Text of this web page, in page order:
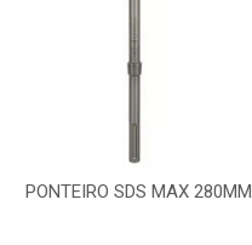
PONTEIRO SDS MAX 280MM